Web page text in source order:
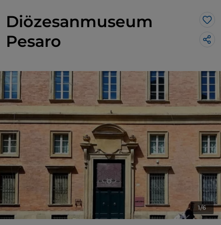
Diözesanmuseum
Pesaro
1/6